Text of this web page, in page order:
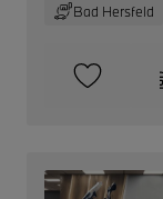
Bad Hersfeld